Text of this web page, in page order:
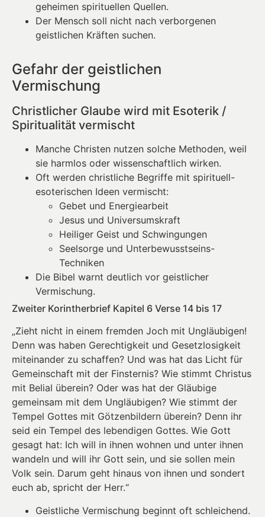
geheimen spirituellen Quellen.
Der Mensch soll nicht nach verborgenen
geistlichen Kräften suchen.
Gefahr der geistlichen
Vermischung
Christlicher Glaube wird mit Esoterik /
Spiritualität vermischt
Manche Christen nutzen solche Methoden, weil
sie harmlos oder wissenschaftlich wirken.
Oft werden christliche Begriffe mit spirituell-
esoterischen Ideen vermischt:
Gebet und Energiearbeit
Jesus und Universumskraft
Heiliger Geist und Schwingungen
Seelsorge und Unterbewusstseins-
Techniken
Die Bibel warnt deutlich vor geistlicher
Vermischung.
Zweiter Korintherbrief Kapitel 6 Verse 14 bis 17
„Zieht nicht in einem fremden Joch mit Ungläubigen!
Denn was haben Gerechtigkeit und Gesetzlosigkeit
miteinander zu schaffen? Und was hat das Licht für
Gemeinschaft mit der Finsternis? Wie stimmt Christus
mit Belial überein? Oder was hat der Gläubige
gemeinsam mit dem Ungläubigen? Wie stimmt der
Tempel Gottes mit Götzenbildern überein? Denn ihr
seid ein Tempel des lebendigen Gottes. Wie Gott
gesagt hat: Ich will in ihnen wohnen und unter ihnen
wandeln und will ihr Gott sein, und sie sollen mein
Volk sein. Darum geht hinaus von ihnen und sondert
euch ab, spricht der Herr.“
Geistliche Vermischung beginnt oft schleichend.